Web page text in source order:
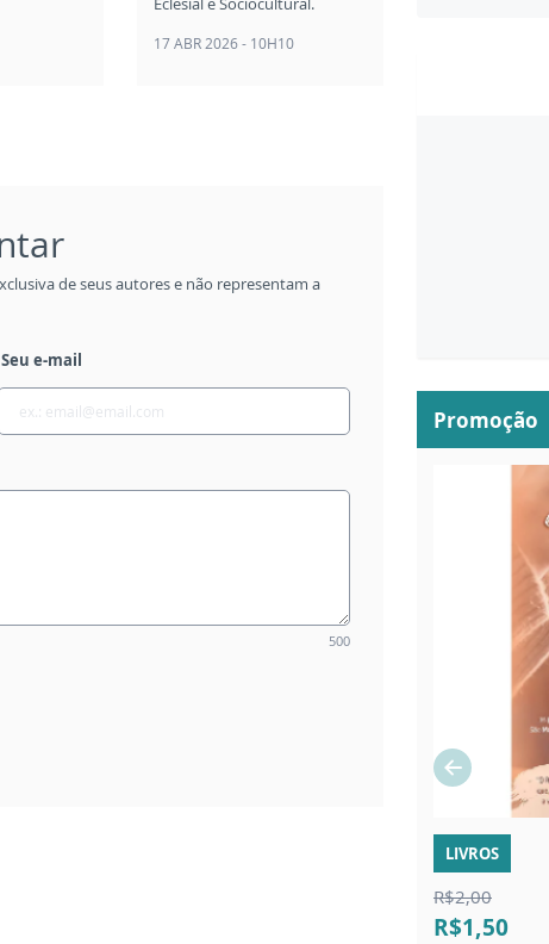
17 ABR 2026 - 10H10
de seus autores e não representam a
Seu e-mail
500
Promoção
LIVROS
R$2,00
R$1,50